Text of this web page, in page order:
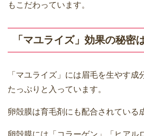
もこだわっています。
「マユライズ」効果の秘密
「マユライズ」には眉毛を生やす成
たっぷりと入っています。
卵殻膜は育毛剤にも配合されている